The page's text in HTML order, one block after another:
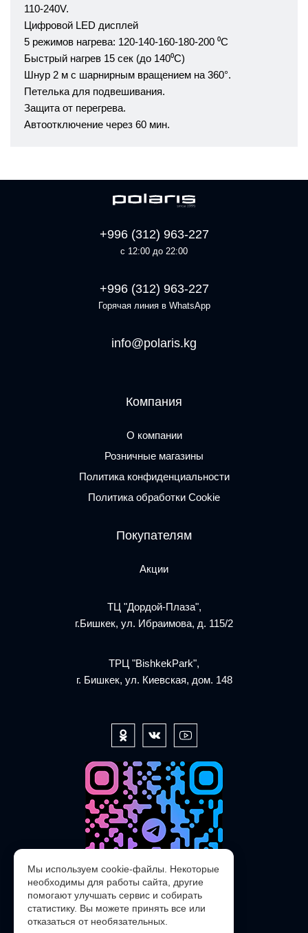
110-240V.
Цифровой LED дисплей
5 режимов нагрева: 120-140-160-180-200 ⁰С
Быстрый нагрев 15 сек (до 140⁰С)
Шнур 2 м с шарнирным вращением на 360°.
Петелька для подвешивания.
Защита от перегрева.
Автоотключение через 60 мин.
+996 (312) 963-227
с 12:00 до 22:00
+996 (312) 963-227
Горячая линия в WhatsApp
info@polaris.kg
Компания
О компании
Розничные магазины
Политика конфиденциальности
Политика обработки Cookie
Покупателям
Акции
ТЦ "Дордой-Плаза",
г.Бишкек, ул. Ибраимова, д. 115/2
ТРЦ "BishkekPark",
г. Бишкек, ул. Киевская, дом. 148
@POLARIS_SERVICE_KG_bot
Мы используем cookie-файлы. Некоторые
необходимы для работы сайта, другие
помогают улучшать сервис и собирать
статистику. Вы можете принять все или
отказаться от необязательных.